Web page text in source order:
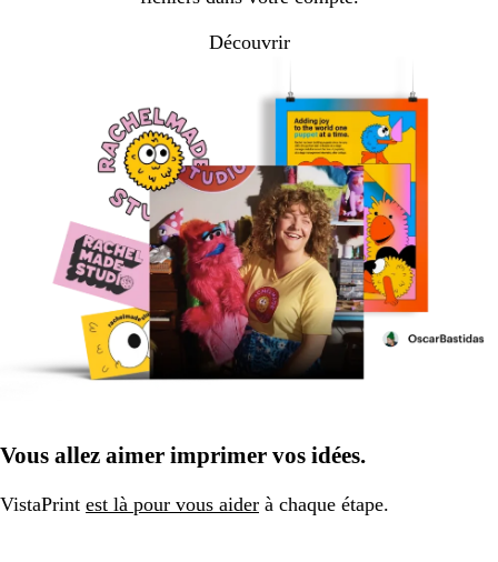
Découvrir
Vous allez aimer imprimer vos idées.
VistaPrint est là pour vous aider à chaque étape.